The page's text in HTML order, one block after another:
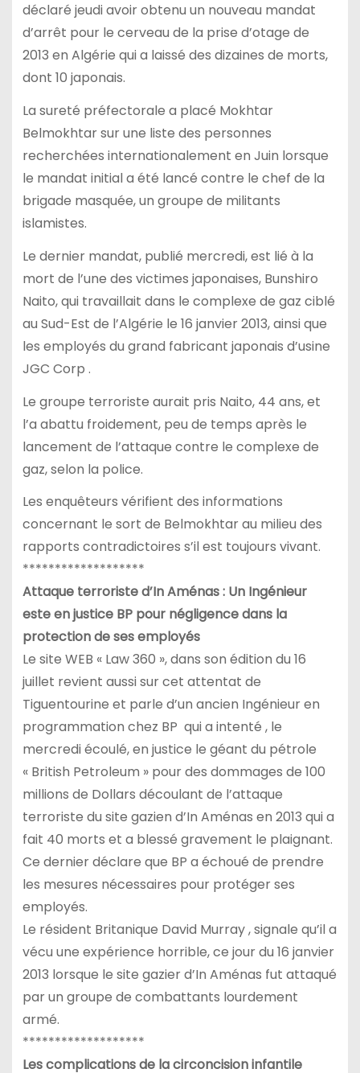
déclaré jeudi avoir obtenu un nouveau mandat
d’arrêt pour le cerveau de la prise d’otage de
2013 en Algérie qui a laissé des dizaines de morts,
dont 10 japonais.
La sureté préfectorale a placé Mokhtar
Belmokhtar sur une liste des personnes
recherchées internationalement en Juin lorsque
le mandat initial a été lancé contre le chef de la
brigade masquée, un groupe de militants
islamistes.
Le dernier mandat, publié mercredi, est lié à la
mort de l’une des victimes japonaises, Bunshiro
Naito, qui travaillait dans le complexe de gaz ciblé
au Sud-Est de l’Algérie le 16 janvier 2013, ainsi que
les employés du grand fabricant japonais d’usine
JGC Corp .
Le groupe terroriste aurait pris Naito, 44 ans, et
l’a abattu froidement, peu de temps après le
lancement de l’attaque contre le complexe de
gaz, selon la police.
Les enquêteurs vérifient des informations
concernant le sort de Belmokhtar au milieu des
rapports contradictoires s’il est toujours vivant.
*******************
Attaque terroriste d’In Aménas : Un Ingénieur
este en justice BP pour négligence dans la
protection de ses employés
Le site WEB « Law 360 », dans son édition du 16
juillet revient aussi sur cet attentat de
Tiguentourine et parle d’un ancien Ingénieur en
programmation chez BP qui a intenté , le
mercredi écoulé, en justice le géant du pétrole
« British Petroleum » pour des dommages de 100
millions de Dollars découlant de l’attaque
terroriste du site gazien d’In Aménas en 2013 qui a
fait 40 morts et a blessé gravement le plaignant.
Ce dernier déclare que BP a échoué de prendre
les mesures nécessaires pour protéger ses
employés.
Le résident Britanique David Murray , signale qu’il a
vécu une expérience horrible, ce jour du 16 janvier
2013 lorsque le site gazier d’In Aménas fut attaqué
par un groupe de combattants lourdement
armé.
*******************
Les complications de la circoncision infantile